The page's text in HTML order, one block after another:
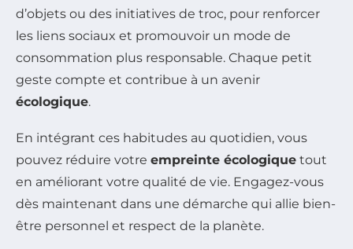
d’objets ou des initiatives de troc, pour renforcer
les liens sociaux et promouvoir un mode de
consommation plus responsable. Chaque petit
geste compte et contribue à un avenir
écologique.
En intégrant ces habitudes au quotidien, vous
pouvez réduire votre empreinte écologique tout
en améliorant votre qualité de vie. Engagez-vous
dès maintenant dans une démarche qui allie bien-
être personnel et respect de la planète.